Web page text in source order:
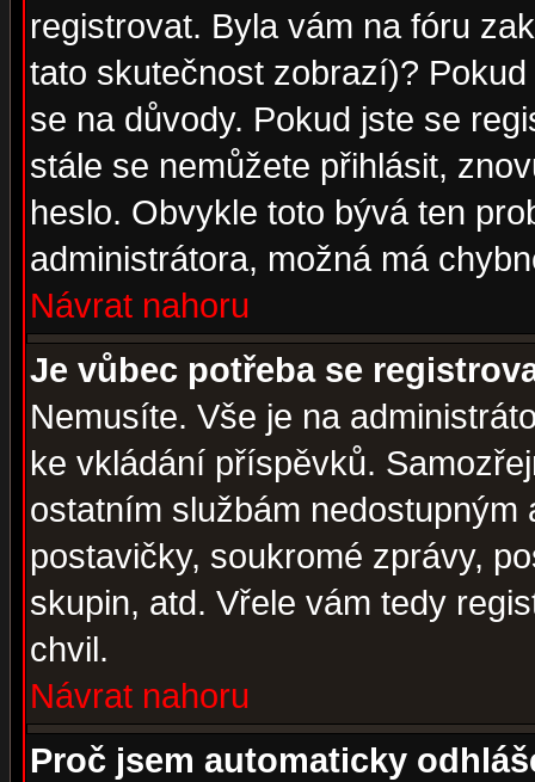
registrovat. Byla vám na fóru
tato skutečnost zobrazí)?
se na důvody. Pokud jste se
stále se nemůžete přihlásit,
heslo. Obvykle toto bývá ten
administrátora, možná má
Návrat nahoru
Je vůbec potřeba se
Nemusíte. Vše je na
ke vkládání příspěvků.
ostatním službám
postavičky, soukromé zprávy,
skupin, atd. Vřele vám tedy
chvil.
Návrat nahoru
Proč jsem automaticky